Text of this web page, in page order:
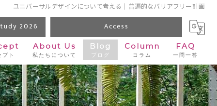
ユニバーサルデザインについて考える｜普遍的なバリアフリー計画
2026 Access
プト
About Us
私たちについて
Blog
ブログ
Column
コラム
FAQ
一問一答